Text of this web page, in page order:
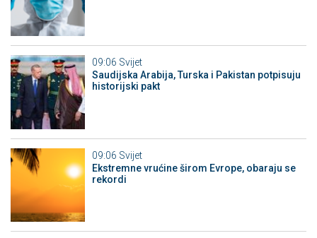
09:06 Svijet
Saudijska Arabija, Turska i Pakistan potpisuju
historijski pakt
09:06 Svijet
Ekstremne vrućine širom Evrope, obaraju se
rekordi